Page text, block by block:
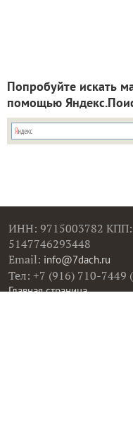
Попробуйте искать
помощью
ИНН: 9715003782
5147746293448
Email: info@7dach.ru
Тел: +7 (916) 710-7449
Главная страница